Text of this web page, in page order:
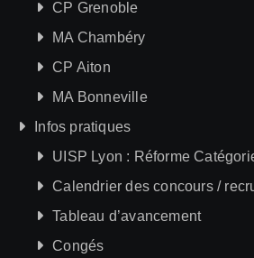
CP Grenoble
MA Chambéry
CP Aiton
MA Bonneville
Infos pratiques
UISP Lyon : Réforme
Calendrier des concours /
Tableau d’avancement
Congés